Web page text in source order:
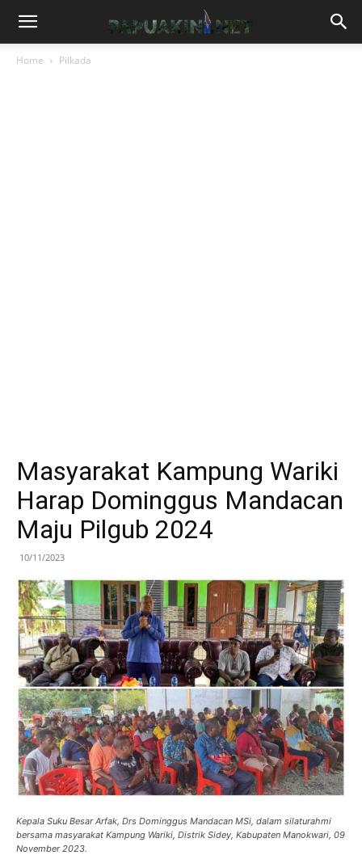
Home Pilkada
Masyarakat Kampung Wariki
Harap Dominggus Mandacan
Maju Pilgub 2024
10/11/2023
Kepala Suku Besar Arfak, Drs Dominggus Mandacan MSi, dalam silaturahmi
bersama masyarakat Kampung Wariki, Distrik Sidey, Kabupaten Manokwari, 09
November 2023.